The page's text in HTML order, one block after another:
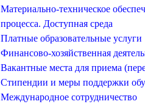
Материально-техническое
процесса. Доступная среда
Платные образовательные услуги
Финансово-хозяйственная
Вакантные места для приема
Стипендии и меры поддержки
Международное сотрудничество